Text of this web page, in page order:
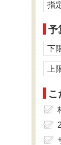
指
予
下
上
こ